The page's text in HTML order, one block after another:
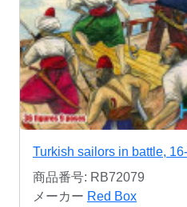
Turkish sailors in battle,
商品番号: RB72079
メーカー Red Box